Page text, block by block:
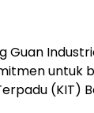
Guan
untuk
(KIT)